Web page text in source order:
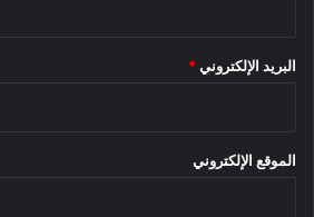
البريد الإلكتروني *
الموقع الإلكتروني